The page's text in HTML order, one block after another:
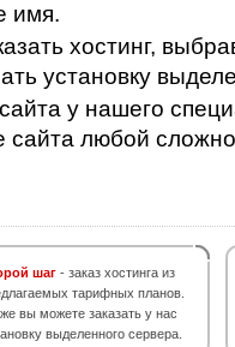
имя.
хостинг,
установку
у нашего
сайта любой
шаг - заказ хостинга из
тарифных планов.
вы можете заказать у нас
выделенного сервера.